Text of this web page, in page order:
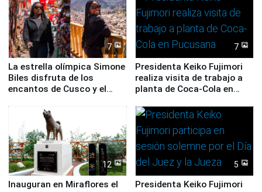
7
La estrella olímpica Simone
Biles disfruta de los
encantos de Cusco y el
7
Presidenta Keiko Fujimori
realiza visita de trabajo a
planta de Coca-Cola en
12
Inauguran en Miraflores el
5
Presidenta Keiko Fujimori